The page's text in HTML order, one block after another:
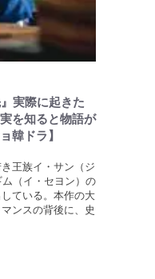
実際に起きた
を知ると物語が
韓ドラ】
王族イ・サン（ジ
（イ・セヨン）の
ている。本作の大
ンスの背後に、史